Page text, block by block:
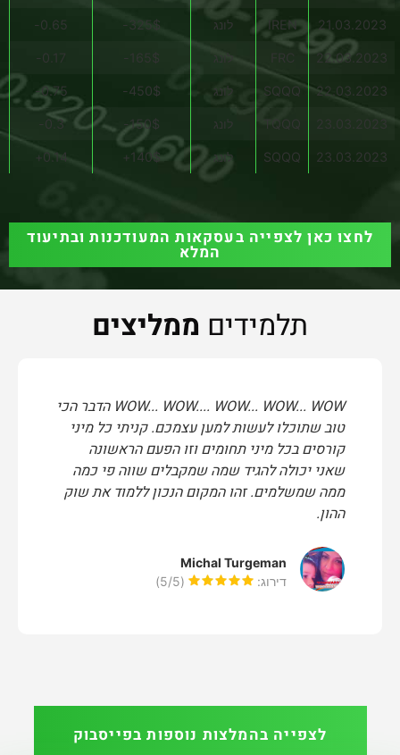
21.03.2023
IREN לונג 325$-
0.65-
22.03.2023 לונג 165$-
0.17-
22.03.2023
SQQQ לונג 450$-
0.75-
TQQQ לונג 150$-
0.3-
23.03.2023
SQQQ לונג 140$+
0.14+
לחצו כאן לצפייה בעסקאות המעודכנות ובתיעוד
המלא
תלמידים ממליצים
WOW... WOW.... WOW... WOW... WOW הדבר הכי
טוב שתוכלו לעשות למען עצמכם. קניתי כל מיני
קורסים בכל מיני תחומים וזו הפעם הראשונה
שאני יכולה להגיד שמה שמקבלים שווה פי כמה
ממה שמשלמים. זהו המקום הנכון ללמוד את שוק
ההון.
Michal Turgeman
דירוג:
(5/5)
לצפייה בהמלצות נוספות בפייסבוק